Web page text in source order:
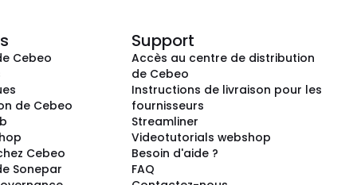
Cebeo
de Cebeo
Cebeo
Sonepar
Support
Accès au centre de distribution
de Cebeo
Instructions de livraison pour les
fournisseurs
Streamliner
Videotutorials webshop
Besoin d'aide ?
FAQ